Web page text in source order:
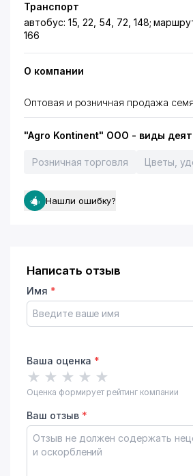
Транспорт
автобус: 15, 22, 54, 72, 148;
166
О компании
Оптовая и розничная продажа
"Agro Kontinent" ООО - виды
Розничная торговля Цветы,
Нашли ошибку?
Написать отзыв
Имя *
Ваша оценка *
★ ★ ★ ★ ★
Оценка формирует рейтинг компании
Ваш отзыв *